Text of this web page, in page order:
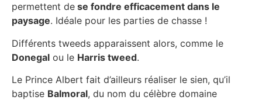
permettent de se fondre efficacement dans le
paysage. Idéale pour les parties de chasse !
Différents tweeds apparaissent alors, comme le
Donegal ou le Harris tweed.
Le Prince Albert fait d’ailleurs réaliser le sien, qu’il
baptise Balmoral, du nom du célèbre domaine